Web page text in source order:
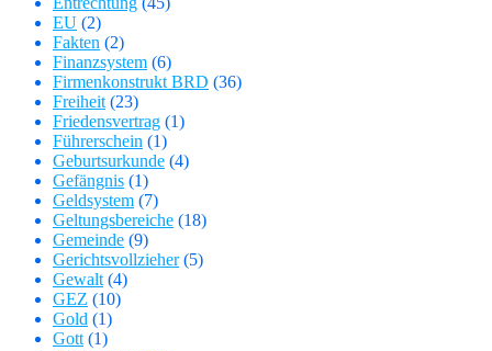
EU (2)
Fakten (2)
Finanzsystem (6)
Firmenkonstrukt BRD (36)
Freiheit(23)
Friedensvertrag (1)
Führerschein (1)
Geburtsurkunde (4)
Gefängnis (1)
Geldsystem (7)
Geltungsbereiche (18)
Gemeinde (9)
Gerichtsvollzieher(5)
Gewalt(4)
GEZ (10)
Gold (1)
Gott(1)